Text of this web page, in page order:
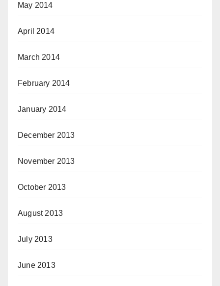
May 2014
April 2014
March 2014
February 2014
January 2014
December 2013
November 2013
October 2013
August 2013
July 2013
June 2013